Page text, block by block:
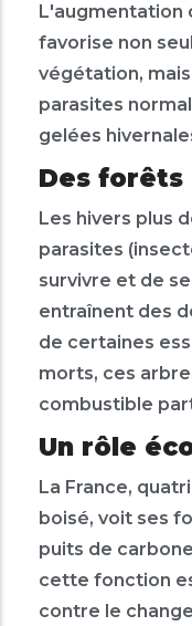
L'augmentation
favorise non
végétation,
parasites
gelées
Des forêts
Les hivers plus
parasites
survivre et de
entraînent des
de certaines
morts, ces
combustible
Un rôle
La France,
boisé, voit ses
puits de
cette fonction
contre le